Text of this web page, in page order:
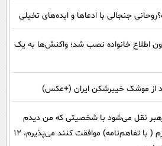
جنجالی با ادعاها و ایده‌های تخیلی
اطلاع خانواده نصب شد؛ واکنش‌ها به یک
از موشک خیبرشکن ایران (+عکس)
رهبر نقل می‌شود با شخصیتی که من دیدم
تطابق ندارد/ گفتند سه چهارم ( با تفاهم‌نامه) موافقت کنند می‌پذیرم، 12